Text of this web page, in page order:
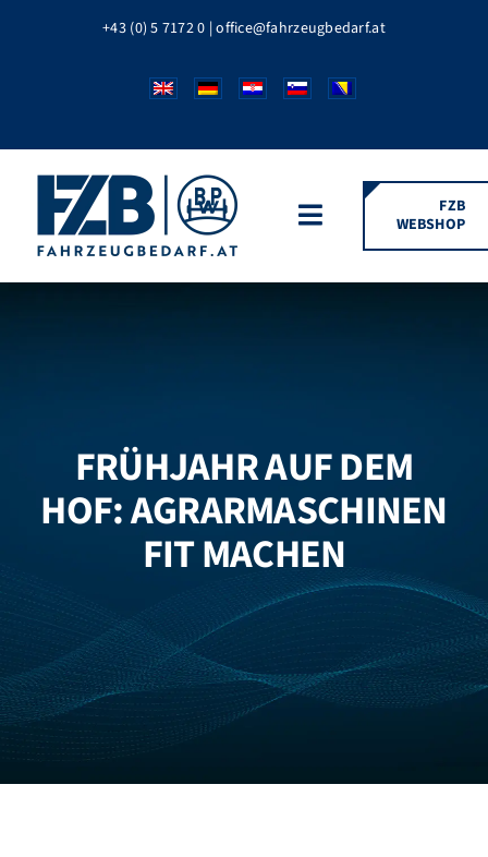
+43 (0) 5 7172 0 |office@fahrzeugbedarf.at
Toggle
Navigation
BPW MARKEN
FZB ALU
BLOG
KATALOGE
FZB
WEBSHOP
FRÜHJAHR AUF DEM
HOF: AGRARMASCHINEN
FIT MACHEN